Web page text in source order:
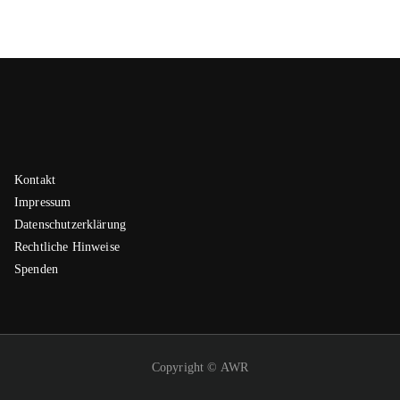
Kontakt
Impressum
Datenschutzerklärung
Rechtliche Hinweise
Spenden
Copyright © AWR